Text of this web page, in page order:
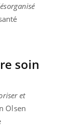
soin
et
Olsen